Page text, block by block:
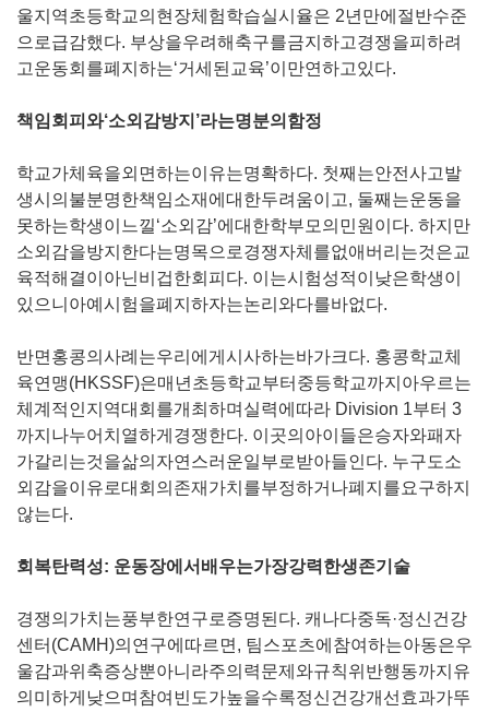
울지역초등학교의현장체험학습실시율은 2년만에절반수준
으로급감했다. 부상을우려해축구를금지하고경쟁을피하려
고운동회를폐지하는‘거세된교육’이만연하고있다.
책임회피와‘소외감방지 ’라는명분의함정
학교가체육을외면하는이유는명확하다. 첫째는안전사고발
생시의불분명한책임소재에대한두려움이고, 둘째는운동을
못하는학생이느낄‘소외감’에대한학부모의민원이다. 하지만
소외감을방지한다는명목으로경쟁자체를없애버리는것은교
육적해결이아닌비겁한회피다. 이는시험성적이낮은학생이
있으니아예시험을폐지하자는논리와다를바없다.
반면홍콩의사례는우리에게시사하는바가크다. 홍콩학교체
육연맹(HKSSF)은매년초등학교부터중등학교까지아우르는
체계적인지역대회를개최하며실력에따라 Division 1부터 3
까지나누어치열하게경쟁한다. 이곳의아이들은승자와패자
가갈리는것을삶의자연스러운일부로받아들인다. 누구도소
외감을이유로대회의존재가치를부정하거나폐지를요구하지
않는다.
회복탄력성: 운동장에서배우는가장강력한생존기술
경쟁의가치는풍부한연구로증명된다. 캐나다중독·정신건강
센터 (CAMH)의연구에따르면 , 팀스포츠에참여하는아동은우
울감과위축증상뿐아니라주의력문제와규칙위반행동까지유
의미하게낮으며참여빈도가높을수록정신건강개선효과가뚜